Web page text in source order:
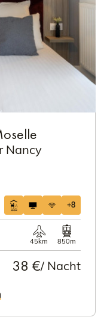
Nancy
+8
45km 850m
38 €/ Nacht